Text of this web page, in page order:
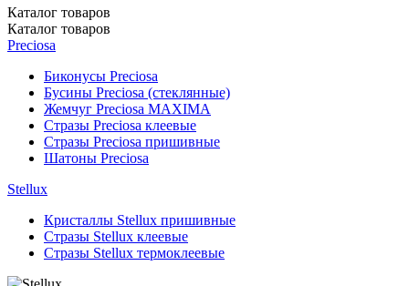
Каталог товаров
Каталог товаров
Preciosa
Биконусы Preciosa
Бусины Preciosa (стеклянные)
Жемчуг Preciosa MAXIMA
Стразы Preciosa клеевые
Стразы Preciosa пришивные
Шатоны Preciosa
Stellux
Кристаллы Stellux пришивные
Стразы Stellux клеевые
Стразы Stellux термоклеевые